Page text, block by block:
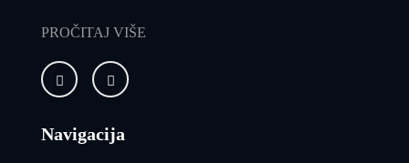
PROČITAJ VIŠE
Navigacija